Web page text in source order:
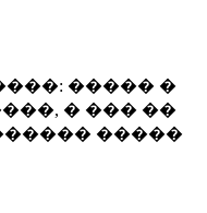
����� �
� ��� ��
�����